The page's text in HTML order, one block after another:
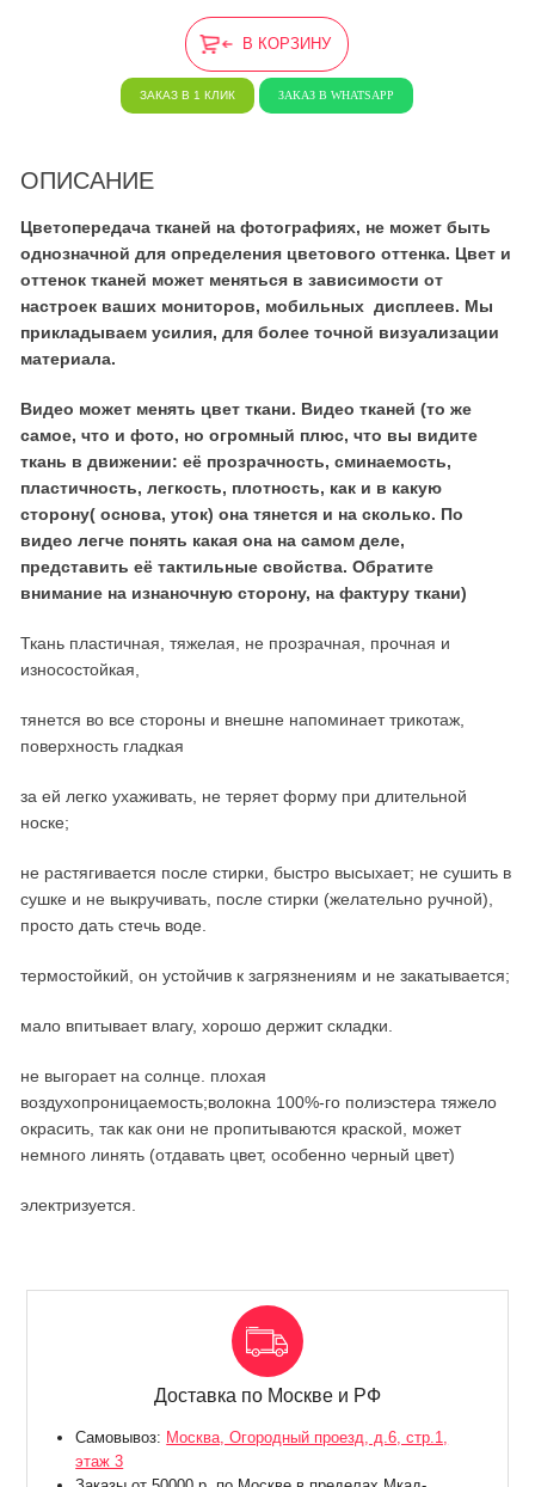
В КОРЗИНУ
ЗАКАЗ В 1 КЛИК ЗАКАЗ В WHATSAPP
ОПИСАНИЕ
Цветопередача тканей на фотографиях, не может быть
однозначной для определения цветового оттенка. Цвет и
оттенок тканей может меняться в зависимости от
настроек ваших мониторов, мобильных дисплеев. Мы
прикладываем усилия, для более точной визуализации
материала.
Видео может менять цвет ткани. Видео тканей (то же
самое, что и фото, но огромный плюс, что вы видите
ткань в движении: её прозрачность, сминаемость,
пластичность, легкость, плотность, как и в какую
сторону( основа, уток) она тянется и на сколько. По
видео легче понять какая она на самом деле,
представить её тактильные свойства. Обратите
внимание на изнаночную сторону, на фактуру ткани)
Ткань пластичная, тяжелая, не прозрачная, прочная и
износостойкая,
тянется во все стороны и внешне напоминает трикотаж,
поверхность гладкая
за ей легко ухаживать, не теряет форму при длительной
носке;
не растягивается после стирки, быстро высыхает; не сушить в
сушке и не выкручивать, после стирки (желательно ручной),
просто дать стечь воде.
термостойкий, он устойчив к загрязнениям и не закатывается;
мало впитывает влагу, хорошо держит складки.
не выгорает на солнце. плохая
воздухопроницаемость;волокна 100%-го полиэстера тяжело
окрасить, так как они не пропитываются краской, может
немного линять (отдавать цвет, особенно черный цвет)
электризуется.
Доставка по Москве и РФ
Самовывоз: Москва, Огородный проезд, д.6, стр.1,
этаж 3